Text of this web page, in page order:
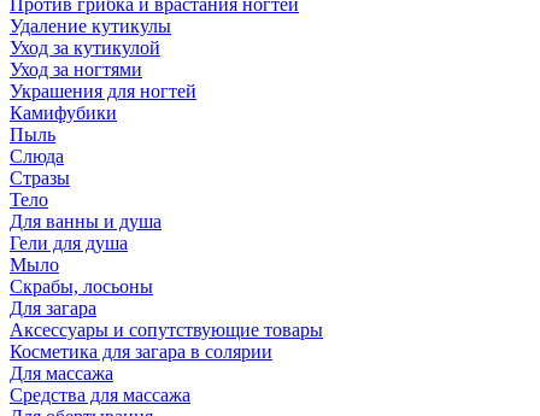
Против грибка и врастания ногтей
Удаление кутикулы
Уход за кутикулой
Уход за ногтями
Украшения для ногтей
Камифубики
Пыль
Слюда
Стразы
Тело
Для ванны и душа
Гели для душа
Мыло
Скрабы, лосьоны
Для загара
Аксессуары и сопутствующие товары
Косметика для загара в солярии
Для массажа
Средства для массажа